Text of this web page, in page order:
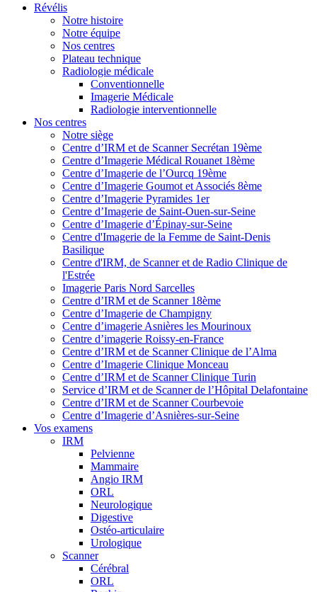
Révélis
Notre histoire
Notre équipe
Nos centres
Plateau technique
Radiologie médicale
Conventionnelle
Imagerie Médicale
Radiologie interventionnelle
Nos centres
Notre siège
Centre d’IRM et de Scanner Secrétan 19ème
Centre d’Imagerie Médical Rouanet 18ème
Centre d’Imagerie de l’Ourcq 19ème
Centre d’Imagerie Goumot et Associés 8ème
Centre d’Imagerie Pyramides 1er
Centre d’Imagerie de Saint-Ouen-sur-Seine
Centre d’Imagerie d’Épinay-sur-Seine
Centre d'Imagerie de la Femme de Saint-Denis
Basilique
Centre d'IRM, de Scanner et de Radio Clinique de
l'Estrée
Imagerie Paris Nord Sarcelles
Centre d’IRM et de Scanner 18ème
Centre d’Imagerie de Champigny
Centre d’imagerie Asnières les Mourinoux
Centre d’imagerie Roissy-en-France
Centre d’IRM et de Scanner Clinique de l’Alma
Centre d’Imagerie Clinique Monceau
Centre d’IRM et de Scanner Clinique Turin
Service d’IRM et de Scanner de l’Hôpital Delafontaine
Centre d’IRM et de Scanner Courbevoie
Centre d’Imagerie d’Asnières-sur-Seine
Vos examens
IRM
Pelvienne
Mammaire
Angio IRM
ORL
Neurologique
Digestive
Ostéo-articulaire
Urologique
Scanner
Cérébral
ORL